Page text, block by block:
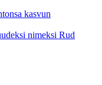
kasvun
nimeksi Rud